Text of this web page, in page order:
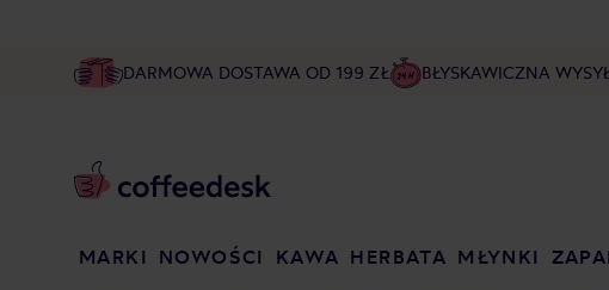
DARMOWA DOSTAWA OD 199 ZŁ BŁYSKAWICZNA
MARKI NOWOŚCI KAWA HERBATA MŁYNKI